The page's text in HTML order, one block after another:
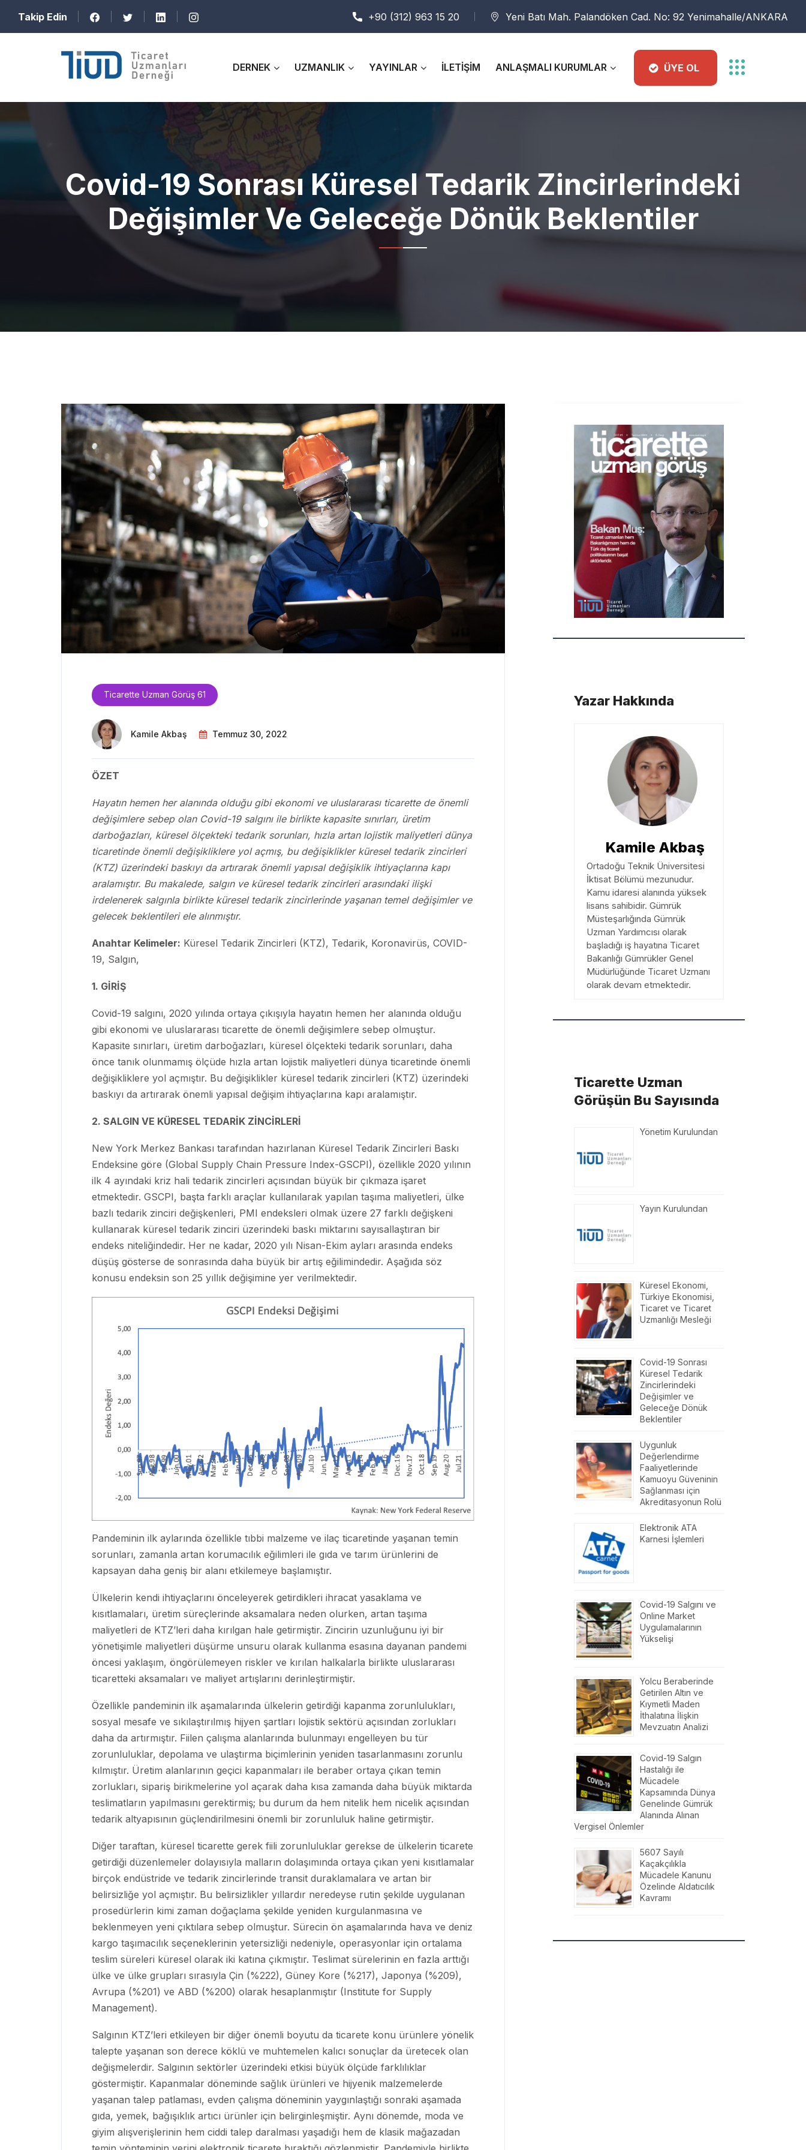
Takip Edin +90 (312) 963 15 20 Yeni Batı Mah. Palandöken Cad. No: 92 Yenimahalle/ANKARA
DERNEK UZMANLIK YAYINLAR İLETİŞİM ANLAŞMALI KURUMLAR ÜYE OL
Covid-19 Sonrası Küresel Tedarik Zincirlerindeki
Değişimler Ve Geleceğe Dönük Beklentiler
Ticarette Uzman Görüş 61
Kamile Akbaş Temmuz 30, 2022
ÖZET
Hayatın hemen her alanında olduğu gibi ekonomi ve uluslararası ticarette de önemli
değişimlere sebep olan Covid-19 salgını ile birlikte kapasite sınırları, üretim
darboğazları, küresel ölçekteki tedarik sorunları, hızla artan lojistik maliyetleri dünya
ticaretinde önemli değişikliklere yol açmış, bu değişiklikler küresel tedarik zincirleri
(KTZ) üzerindeki baskıyı da artırarak önemli yapısal değişiklik ihtiyaçlarına kapı
aralamıştır. Bu makalede, salgın ve küresel tedarik zincirleri arasındaki ilişki
irdelenerek salgınla birlikte küresel tedarik zincirlerinde yaşanan temel değişimler ve
gelecek beklentileri ele alınmıştır.
Anahtar Kelimeler: Küresel Tedarik Zincirleri (KTZ), Tedarik, Koronavirüs, COVID-
19, Salgın,
1. GİRİŞ
Covid-19 salgını, 2020 yılında ortaya çıkışıyla hayatın hemen her alanında olduğu
gibi ekonomi ve uluslararası ticarette de önemli değişimlere sebep olmuştur.
Kapasite sınırları, üretim darboğazları, küresel ölçekteki tedarik sorunları, daha
önce tanık olunmamış ölçüde hızla artan lojistik maliyetleri dünya ticaretinde önemli
değişikliklere yol açmıştır. Bu değişiklikler küresel tedarik zincirleri (KTZ) üzerindeki
baskıyı da artırarak önemli yapısal değişim ihtiyaçlarına kapı aralamıştır.
2. SALGIN VE KÜRESEL TEDARİK ZİNCİRLERİ
New York Merkez Bankası tarafından hazırlanan Küresel Tedarik Zincirleri Baskı
Endeksine göre (Global Supply Chain Pressure Index-GSCPI), özellikle 2020 yılının
ilk 4 ayındaki kriz hali tedarik zincirleri açısından büyük bir çıkmaza işaret
etmektedir. GSCPI, başta farklı araçlar kullanılarak yapılan taşıma maliyetleri, ülke
bazlı tedarik zinciri değişkenleri, PMI endeksleri olmak üzere 27 farklı değişkeni
kullanarak küresel tedarik zinciri üzerindeki baskı miktarını sayısallaştıran bir
endeks niteliğindedir. Her ne kadar, 2020 yılı Nisan-Ekim ayları arasında endeks
düşüş gösterse de sonrasında daha büyük bir artış eğilimindedir. Aşağıda söz
konusu endeksin son 25 yıllık değişimine yer verilmektedir.
Pandeminin ilk aylarında özellikle tıbbi malzeme ve ilaç ticaretinde yaşanan temin
sorunları, zamanla artan korumacılık eğilimleri ile gıda ve tarım ürünlerini de
kapsayan daha geniş bir alanı etkilemeye başlamıştır.
Ülkelerin kendi ihtiyaçlarını önceleyerek getirdikleri ihracat yasaklama ve
kısıtlamaları, üretim süreçlerinde aksamalara neden olurken, artan taşıma
maliyetleri de KTZ’leri daha kırılgan hale getirmiştir. Zincirin uzunluğunu iyi bir
yönetişimle maliyetleri düşürme unsuru olarak kullanma esasına dayanan pandemi
öncesi yaklaşım, öngörülemeyen riskler ve kırılan halkalarla birlikte uluslararası
ticaretteki aksamaları ve maliyet artışlarını derinleştirmiştir.
Özellikle pandeminin ilk aşamalarında ülkelerin getirdiği kapanma zorunlulukları,
sosyal mesafe ve sıkılaştırılmış hijyen şartları lojistik sektörü açısından zorlukları
daha da artırmıştır. Fiilen çalışma alanlarında bulunmayı engelleyen bu tür
zorunluluklar, depolama ve ulaştırma biçimlerinin yeniden tasarlanmasını zorunlu
kılmıştır. Üretim alanlarının geçici kapanmaları ile beraber ortaya çıkan temin
zorlukları, sipariş birikmelerine yol açarak daha kısa zamanda daha büyük miktarda
teslimatların yapılmasını gerektirmiş; bu durum da hem nitelik hem nicelik açısından
tedarik altyapısının güçlendirilmesini önemli bir zorunluluk haline getirmiştir.
Diğer taraftan, küresel ticarette gerek fiili zorunluluklar gerekse de ülkelerin ticarete
getirdiği düzenlemeler dolayısıyla malların dolaşımında ortaya çıkan yeni kısıtlamalar
birçok endüstride ve tedarik zincirlerinde transit duraklamalara ve artan bir
belirsizliğe yol açmıştır. Bu belirsizlikler yıllardır neredeyse rutin şekilde uygulanan
prosedürlerin kimi zaman doğaçlama şekilde yeniden kurgulanmasına ve
beklenmeyen yeni çıktılara sebep olmuştur. Sürecin ön aşamalarında hava ve deniz
kargo taşımacılık seçeneklerinin yetersizliği nedeniyle, operasyonlar için ortalama
teslim süreleri küresel olarak iki katına çıkmıştır. Teslimat sürelerinin en fazla arttığı
ülke ve ülke grupları sırasıyla Çin (%222), Güney Kore (%217), Japonya (%209),
Avrupa (%201) ve ABD (%200) olarak hesaplanmıştır (Institute for Supply
Management).
Salgının KTZ’leri etkileyen bir diğer önemli boyutu da ticarete konu ürünlere yönelik
talepte yaşanan son derece köklü ve muhtemelen kalıcı sonuçlar da üretecek olan
değişmelerdir. Salgının sektörler üzerindeki etkisi büyük ölçüde farklılıklar
göstermiştir. Kapanmalar döneminde sağlık ürünleri ve hijyenik malzemelerde
yaşanan talep patlaması, evden çalışma döneminin yaygınlaştığı sonraki aşamada
gıda, yemek, bağışıklık artıcı ürünler için belirginleşmiştir. Aynı dönemde, moda ve
giyim alışverişlerinin hem ciddi talep daralması yaşadığı hem de klasik mağazadan
Yazar Hakkında
Kamile Akbaş
Ortadoğu Teknik Üniversitesi
İktisat Bölümü mezunudur.
Kamu idaresi alanında yüksek
lisans sahibidir. Gümrük
Müsteşarlığında Gümrük
Uzman Yardımcısı olarak
başladığı iş hayatına Ticaret
Bakanlığı Gümrükler Genel
Müdürlüğünde Ticaret Uzmanı
olarak devam etmektedir.
Ticarette Uzman
Görüşün Bu Sayısında
Yönetim Kurulundan
Yayın Kurulundan
Küresel Ekonomi,
Türkiye Ekonomisi,
Ticaret ve Ticaret
Uzmanlığı Mesleği
Covid-19 Sonrası
Küresel Tedarik
Zincirlerindeki
Değişimler ve
Geleceğe Dönük
Beklentiler
Uygunluk
Değerlendirme
Faaliyetlerinde
Kamuoyu Güveninin
Sağlanması için
Akreditasyonun Rolü
Elektronik ATA
Karnesi İşlemleri
Covid-19 Salgını ve
Online Market
Uygulamalarının
Yükselişi
Yolcu Beraberinde
Getirilen Altın ve
Kıymetli Maden
İthalatına İlişkin
Mevzuatın Analizi
Covid-19 Salgın
Hastalığı ile
Mücadele
Kapsamında Dünya
Genelinde Gümrük
Alanında Alınan
Vergisel Önlemler
5607 Sayılı
Kaçakçılıkla
Mücadele Kanunu
Özelinde Aldatıcılık
Kavramı